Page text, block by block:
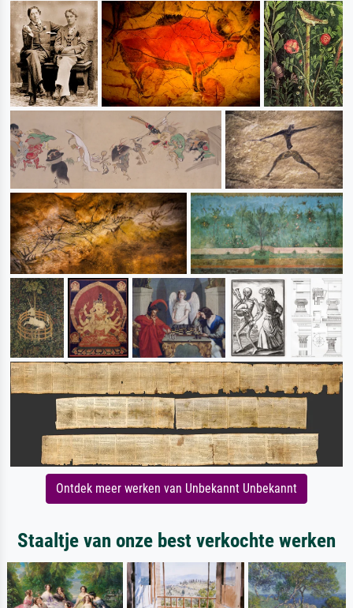
Ontdek meer werken van Unbekannt Unbekannt
Staaltje van onze best verkochte werken